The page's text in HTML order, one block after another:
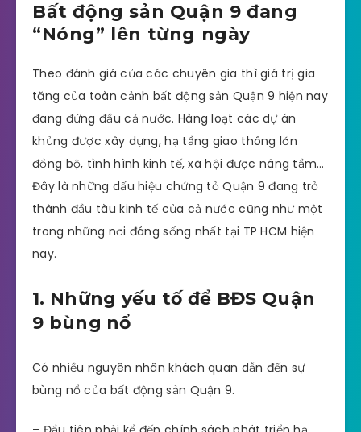
Bất động sản Quận 9 đang
“Nóng” lên từng ngày
Theo đánh giá của các chuyên gia thì giá trị gia
tăng của toàn cảnh bất động sản Quận 9 hiện nay
đang đứng đầu cả nước. Hàng loạt các dự án
khủng được xây dựng, hạ tầng giao thông lớn
đồng bộ, tình hình kinh tế, xã hội được nâng tầm…
Đây là những dấu hiệu chứng tỏ Quận 9 đang trở
thành đầu tàu kinh tế của cả nước cũng như một
trong những nơi đáng sống nhất tại TP HCM hiện
nay.
1. Những yếu tố để BĐS Quận
9 bùng nổ
Có nhiều nguyên nhân khách quan dẫn đến sự
bùng nổ của bất động sản Quận 9.